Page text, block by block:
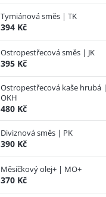
Tymiánová směs | TK
394 Kč
Ostropestřecová směs | JK
395 Kč
Ostropestřecová kaše hrubá |
OKH
480 Kč
Diviznová směs | PK
390 Kč
Měsíčkový olej+ | MO+
370 Kč